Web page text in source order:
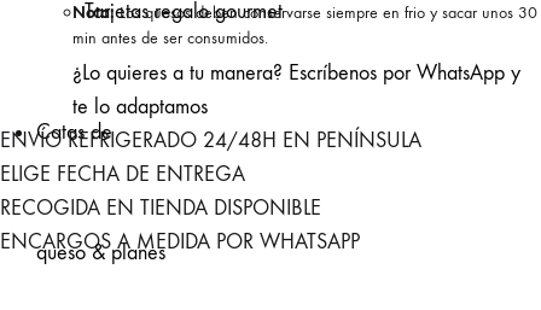
Tarjetas regalo gourmet
Catas de
queso & planes
Nota:Los quesos deben conservarse siempre en frio y sacar unos 30
min antes de ser consumidos.
¿Lo quieres a tu manera? Escríbenos por WhatsApp y
te lo adaptamos
ENVÍO REFRIGERADO 24/48H EN PENÍNSULA
ELIGE FECHA DE ENTREGA
RECOGIDA EN TIENDA DISPONIBLE
ENCARGOS A MEDIDA POR WHATSAPP